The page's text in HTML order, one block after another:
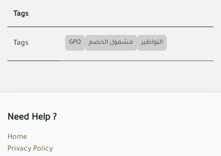
Tags
Tags GPO مشمول الخصم النواظير
Need Help ?
Home
Privacy Policy